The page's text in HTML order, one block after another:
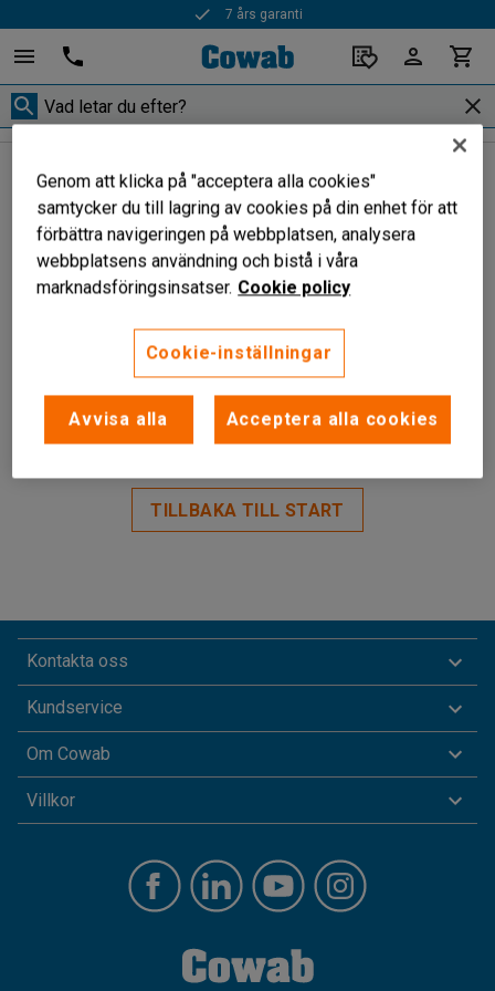
7 års garanti
Sidan du letade efter kunde inte hittas. Om du följt en länk
till denna sida vänligen kontakta kundtjänst.
TILLBAKA TILL START
Kontakta oss
Kundservice
Om Cowab
Villkor
Genom att klicka på "acceptera alla cookies"
samtycker du till lagring av cookies på din enhet för att
förbättra navigeringen på webbplatsen, analysera
webbplatsens användning och bistå i våra
marknadsföringsinsatser. Cookie policy
Cookie-inställningar
Avvisa alla Acceptera alla cookies